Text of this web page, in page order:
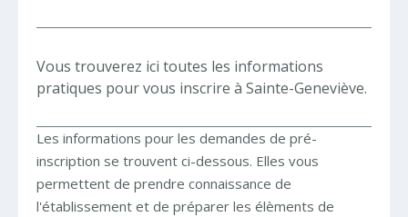
Vous trouverez ici toutes les informations
pratiques pour vous inscrire à Sainte-Geneviève.
Les informations pour les demandes de pré-
inscription se trouvent ci-dessous. Elles vous
permettent de prendre connaissance de
l'établissement et de préparer les élèments de